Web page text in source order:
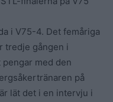
i V75-4. Det femåriga
tredje gången i
med den
på
lät det i en intervju i